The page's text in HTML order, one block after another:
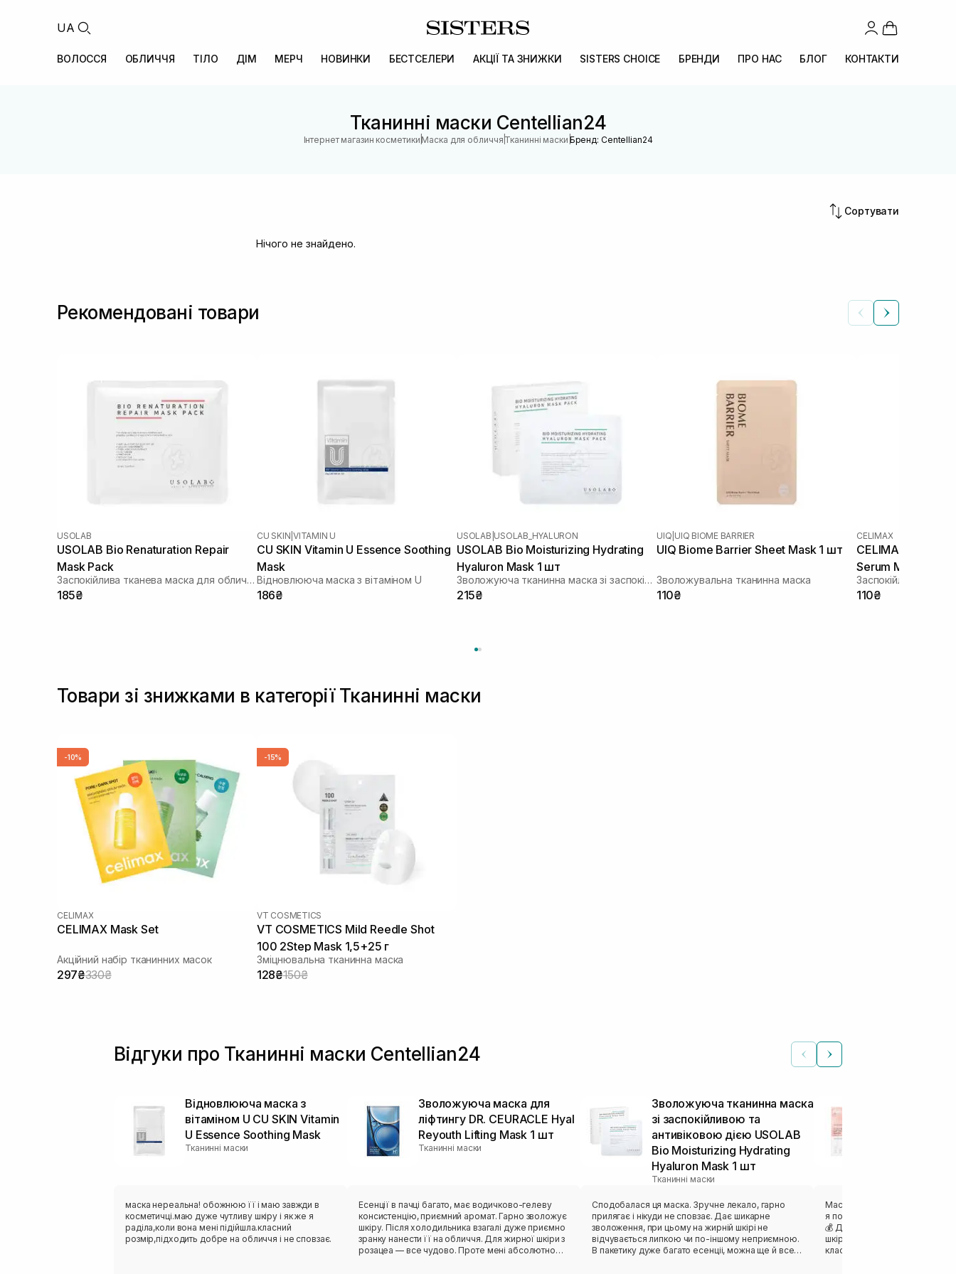
UA
ВОЛОССЯ ОБЛИЧЧЯ ТІЛО ДІМ МЕРЧ НОВИНКИ БЕСТСЕЛЕРИ АКЦІЇ ТА ЗНИЖКИ SISTERS CHOICE БРЕНДИ ПРО НАС БЛОГ КОНТАКТИ
Тканинні маски Centellian24
Інтернет магазин косметики |Маска для обличчя |Тканинні маски |Бренд: Centellian24
Сортувати
Нічого не знайдено.
Рекомендовані товари
USOLAB
USOLAB Bio Renaturation Repair
Mask Pack
Заспокійлива тканева маска для обличчя
185₴
CU SKIN |VITAMIN U
CU SKIN Vitamin U Essence Soothing
Mask
Відновлююча маска з вітаміном U
186₴
USOLAB USOLAB_HYALURON
USOLAB Bio Moisturizing Hydrating
Hyaluron Mask 1 шт
Зволожуюча тканинна маска зі заспокійливою та антивіковою дією
215₴
UIQ UIQ BIOME BARRIER
UIQ Biome Barrier Sheet Mask 1 шт
Зволожувальна тканинна маска
110₴
CELIMAX
CELIMAX The
Serum Mask 1 шт
110₴
Товари зі знижками в категорії Тканинні маски
-10%
CELIMAX
CELIMAX Mask Set
Акційний набір тканинних масок
297₴330₴
-15%
VT COSMETICS
VT COSMETICS Mild Reedle Shot
100 2Step Mask 1,5+25 г
Зміцнювальна тканинна маска
128₴150₴
Відгуки про Тканинні маски Centellian24
Відновлююча маска з
вітаміном U CU SKIN Vitamin
U Essence Soothing Mask
Тканинні маски
маска нереальна! обожнюю її і маю завжди в
косметичці.маю дуже чутливу шкіру і як же я
раділа,коли вона мені підійшла.класний
розмір,підходить добре на обличчя і не сповзає.
Зволожуюча маска для
ліфтингу DR. CEURACLE Hyal
Reyouth Lifting Mask 1 шт
Тканинні маски
Есенції в пачці багато, має водичково-гелеву
консистенцію, приємний аромат. Гарно зволожує
шкіру. Після холодильника взагалі дуже приємно
зранку нанести її на обличчя. Для жирної шкіри з
розацеа — все чудово. Проте мені абсолютно
Зволожуюча тканинна маска
зі заспокійливою та
антивіковою дією USOLAB
Bio Moisturizing Hydrating
Hyaluron Mask 1 шт
Тканинні маски
Сподобалася ця маска. Зручне лекало, гарно
прилягає і нікуди не сповзає. Дає шикарне
зволоження, при цьому на жирній шкірі не
відчувається липкою чи по-іншому неприємною.
В пакетику дуже багато есенціі, можна ще й все
Маска відзначилась своєю
я потім перелила і
💰 Дуже комфортний гель,
шкіру без відчуття липкості.
класний пламп-ефект на шкірі